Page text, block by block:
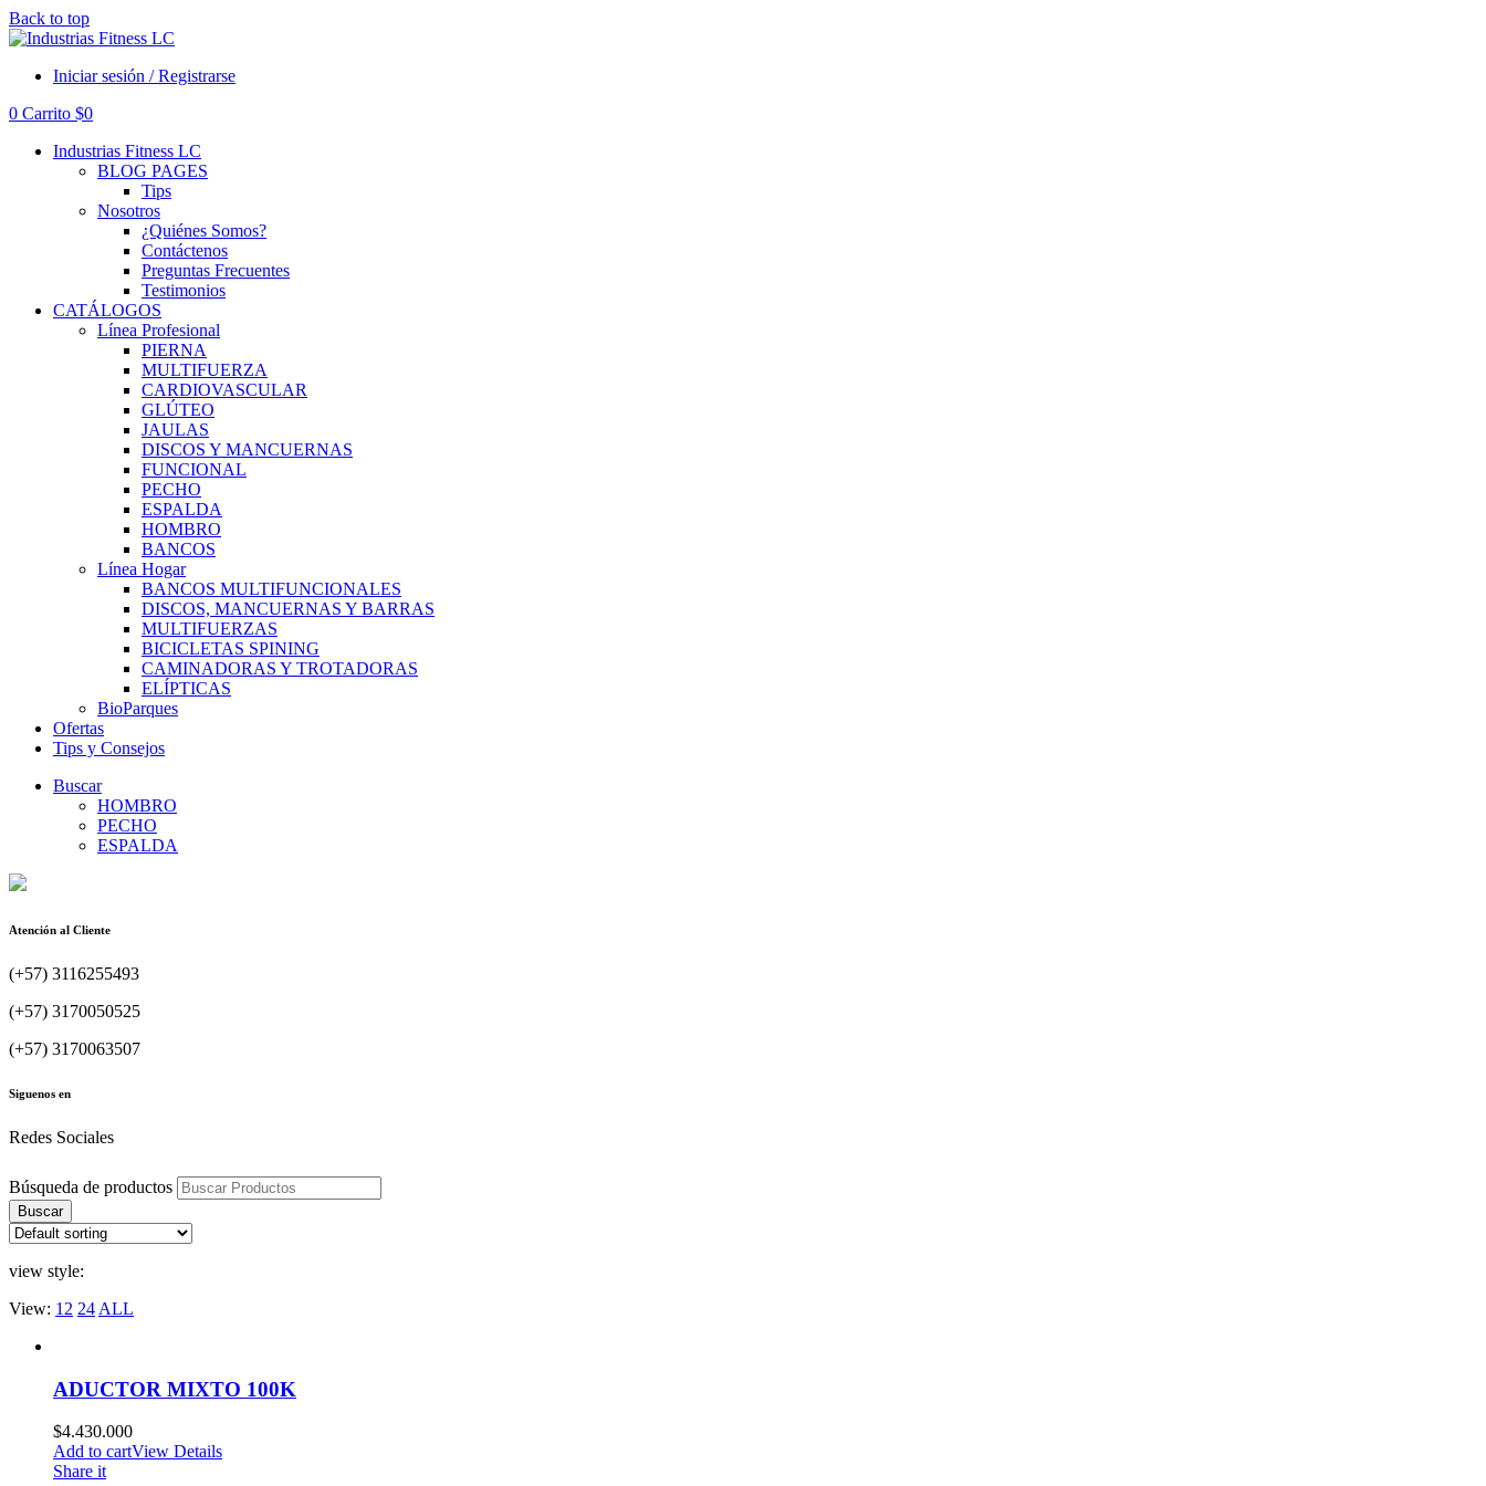
Back to top
Iniciar sesión / Registrarse
0 Carrito $0
Industrias Fitness LC
BLOG PAGES
Tips
Nosotros
¿Quiénes Somos?
Contáctenos
Preguntas Frecuentes
Testimonios
CATÁLOGOS
Línea Profesional
PIERNA
MULTIFUERZA
CARDIOVASCULAR
GLÚTEO
JAULAS
DISCOS Y MANCUERNAS
FUNCIONAL
PECHO
ESPALDA
HOMBRO
BANCOS
Línea Hogar
BANCOS MULTIFUNCIONALES
DISCOS, MANCUERNAS Y BARRAS
MULTIFUERZAS
BICICLETAS SPINING
CAMINADORAS Y TROTADORAS
ELÍPTICAS
BioParques
Ofertas
Tips y Consejos
Buscar
HOMBRO
PECHO
ESPALDA
Atención al Cliente
(+57) 3116255493
(+57) 3170050525
(+57) 3170063507
Siguenos en
Redes Sociales
Búsqueda de productos
Buscar
view style:
View: 12 24 ALL
ADUCTOR MIXTO 100K
$4.430.000
Add to cartView Details
Share it